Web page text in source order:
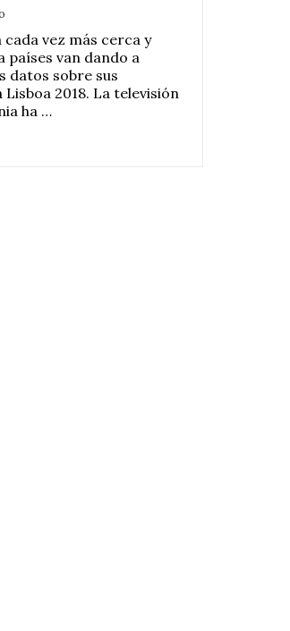
vez más cerca y
países van dando a
datos sobre sus
2018. La televisión
ha …